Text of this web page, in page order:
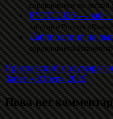
соревнование по легкой
РУТС 2026 — забег
забегов в России
Даблполлинг на
соревнования
Ярославский
Забег «ЗОбег» 2026
Пока нет